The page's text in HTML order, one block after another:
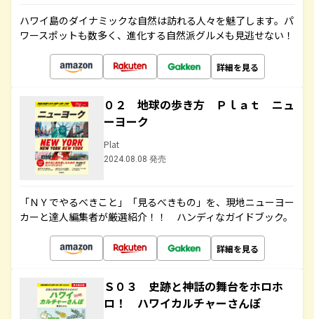
ハワイ島のダイナミックな自然は訪れる人々を魅了します。パ
ワースポットも数多く、進化する自然派グルメも見逃せない！
詳細を見る
０２ 地球の歩き方 Ｐｌａｔ ニュ
ーヨーク
Plat
2024.08.08 発売
「ＮＹでやるべきこと」「見るべきもの」を、現地ニューヨー
カーと達人編集者が厳選紹介！！ ハンディなガイドブック。
詳細を見る
Ｓ０３ 史跡と神話の舞台をホロホ
ロ！ ハワイカルチャーさんぽ